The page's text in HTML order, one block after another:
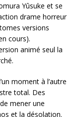
Yûsuke et se
drame horreur
versions
cours).
animé seul la
moment à l’autre
total. Des
mener une
et la désolation.